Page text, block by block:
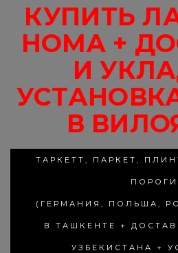
КУПИТЬ
HOMA +
И
В
ТАРКЕТТ, ПАРКЕТ,
ПОРОГИ
(ГЕРМАНИЯ, ПОЛЬША,
В ТАШКЕНТЕ +
УЗБЕКИСТАНА +